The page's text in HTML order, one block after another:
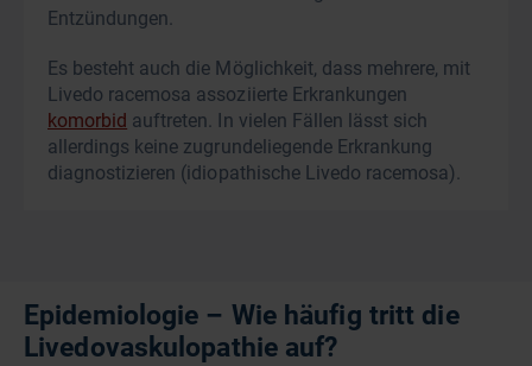
Entzündungen.
Es besteht auch die Möglichkeit, dass mehrere, mit
Livedo racemosa assoziierte Erkrankungen
komorbid auftreten. In vielen Fällen lässt sich
allerdings keine zugrundeliegende Erkrankung
diagnostizieren (idiopathische Livedo racemosa).
Epidemiologie – Wie häufig tritt die
Livedovaskulopathie auf?